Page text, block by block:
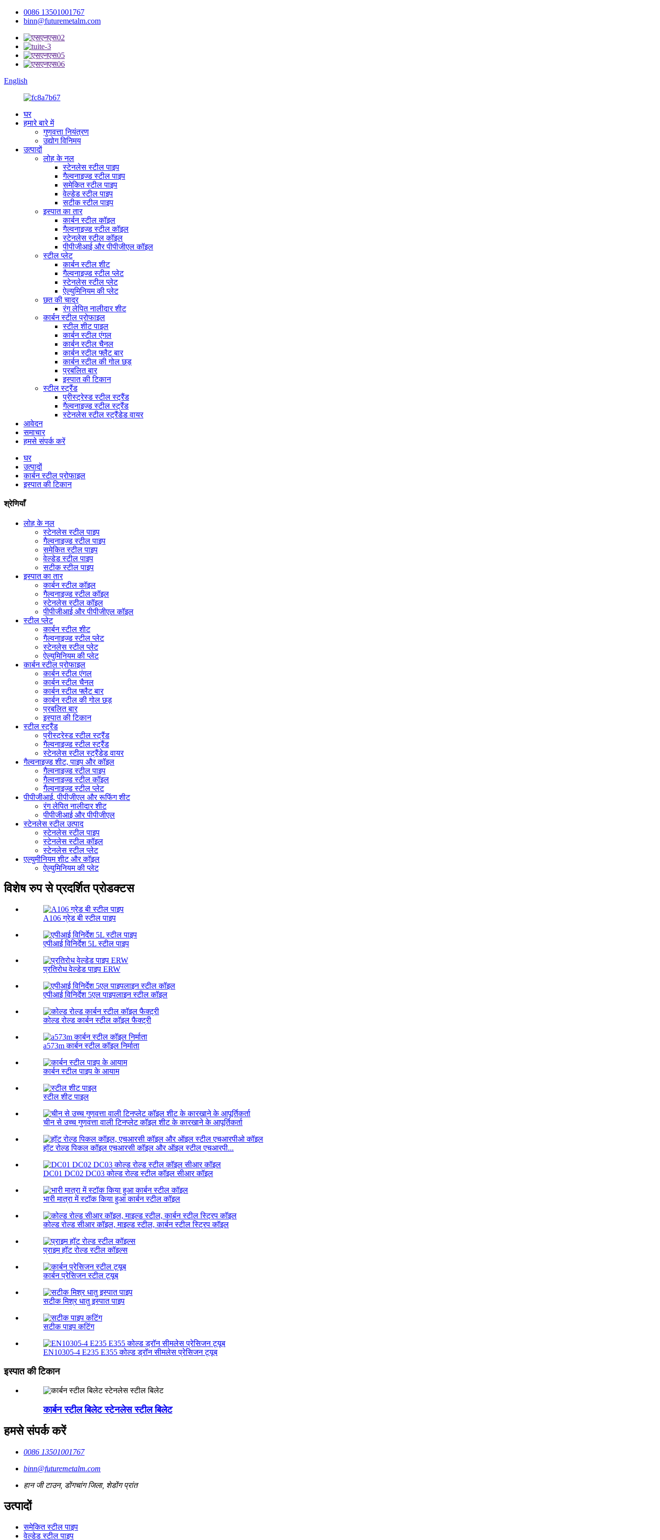
0086 13501001767
binn@futuremetalm.com
English
घर
हमारे बारे में
गुणवत्ता नियंत्रण
उद्योग विनिमय
उत्पादों
लोह के नल
स्टेनलेस स्टील पाइप
गैल्वनाइज्ड स्टील पाइप
समेकित स्टील पाइप
वेल्डेड स्टील पाइप
सटीक स्टील पाइप
इस्पात का तार
कार्बन स्टील कॉइल
गैल्वनाइज्ड स्टील कॉइल
स्टेनलेस स्टील कॉइल
पीपीजीआई और पीपीजीएल कॉइल
स्टील प्लेट
कार्बन स्टील शीट
गैल्वनाइज्ड स्टील प्लेट
स्टेनलेस स्टील प्लेट
ऐल्युमिनियम की प्लेट
छत की चादर
रंग लेपित नालीदार शीट
कार्बन स्टील प्रोफाइल
स्टील शीट पाइल
कार्बन स्टील एंगल
कार्बन स्टील चैनल
कार्बन स्टील फ्लैट बार
कार्बन स्टील की गोल छड़
प्रबलित बार
इस्पात की टिकान
स्टील स्ट्रैंड
प्रीस्ट्रेस्ड स्टील स्ट्रैंड
गैल्वनाइज्ड स्टील स्ट्रैंड
स्टेनलेस स्टील स्ट्रैंडेड वायर
आवेदन
समाचार
हमसे संपर्क करें
घर
उत्पादों
कार्बन स्टील प्रोफाइल
इस्पात की टिकान
श्रेणियाँ
लोह के नल
स्टेनलेस स्टील पाइप
गैल्वनाइज्ड स्टील पाइप
समेकित स्टील पाइप
वेल्डेड स्टील पाइप
सटीक स्टील पाइप
इस्पात का तार
कार्बन स्टील कॉइल
गैल्वनाइज्ड स्टील कॉइल
स्टेनलेस स्टील कॉइल
पीपीजीआई और पीपीजीएल कॉइल
स्टील प्लेट
कार्बन स्टील शीट
गैल्वनाइज्ड स्टील प्लेट
स्टेनलेस स्टील प्लेट
ऐल्युमिनियम की प्लेट
कार्बन स्टील प्रोफाइल
कार्बन स्टील एंगल
कार्बन स्टील चैनल
कार्बन स्टील फ्लैट बार
कार्बन स्टील की गोल छड़
प्रबलित बार
इस्पात की टिकान
स्टील स्ट्रैंड
प्रीस्ट्रेस्ड स्टील स्ट्रैंड
गैल्वनाइज्ड स्टील स्ट्रैंड
स्टेनलेस स्टील स्ट्रैंडेड वायर
गैल्वनाइज्ड शीट, पाइप और कॉइल
गैल्वनाइज्ड स्टील पाइप
गैल्वनाइज्ड स्टील कॉइल
गैल्वनाइज्ड स्टील प्लेट
पीपीजीआई, पीपीजीएल और रूफिंग शीट
रंग लेपित नालीदार शीट
पीपीजीआई और पीपीजीएल
स्टेनलेस स्टील उत्पाद
स्टेनलेस स्टील पाइप
स्टेनलेस स्टील कॉइल
स्टेनलेस स्टील प्लेट
एल्युमीनियम शीट और कॉइल
ऐल्युमिनियम की प्लेट
विशेष रुप से प्रदर्शित प्रोडक्टस
A106 ग्रेड बी स्टील पाइप
एपीआई विनिर्देश 5L स्टील पाइप
प्रतिरोध वेल्डेड पाइप ERW
एपीआई विनिर्देश 5एल पाइपलाइन स्टील कॉइल
कोल्ड रोल्ड कार्बन स्टील कॉइल फैक्ट्री
a573m कार्बन स्टील कॉइल निर्माता
कार्बन स्टील पाइप के आयाम
स्टील शीट पाइल
चीन से उच्च गुणवत्ता वाली टिनप्लेट कॉइल शीट के कारखाने के आपूर्तिकर्ता
हॉट रोल्ड पिकल कॉइल एचआरसी कॉइल और ऑइल स्टील एचआरपी...
DC01 DC02 DC03 कोल्ड रोल्ड स्टील कॉइल सीआर कॉइल
भारी मात्रा में स्टॉक किया हुआ कार्बन स्टील कॉइल
कोल्ड रोल्ड सीआर कॉइल, माइल्ड स्टील, कार्बन स्टील स्ट्रिप कॉइल
प्राइम हॉट रोल्ड स्टील कॉइल्स
कार्बन प्रेसिजन स्टील ट्यूब
सटीक मिश्र धातु इस्पात पाइप
सटीक पाइप कटिंग
EN10305-4 E235 E355 कोल्ड ड्रॉन सीमलेस प्रेसिजन ट्यूब
इस्पात की टिकान
कार्बन स्टील बिलेट स्टेनलेस स्टील बिलेट
हमसे संपर्क करें
0086 13501001767
binn@futuremetalm.com
हान जी टाउन, डोंगचांग जिला, शेडोंग प्रांत
उत्पादों
समेकित स्टील पाइप
वेल्डेड स्टील पाइप